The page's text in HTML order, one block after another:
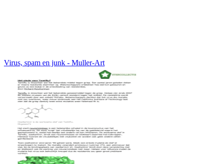
Virus, spam en junk - Muller-Art